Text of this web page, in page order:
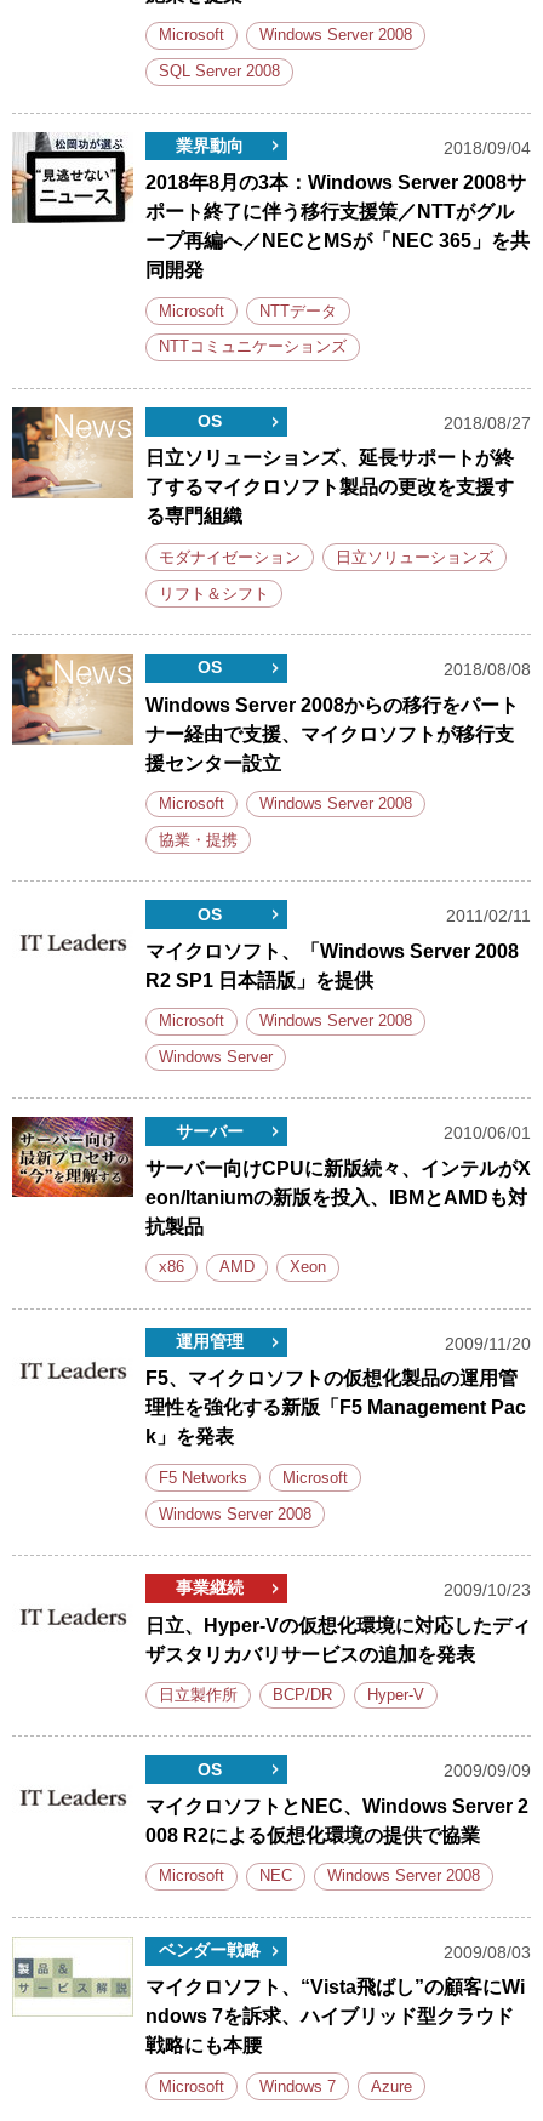
Microsoft Windows Server 2008
SQL Server 2008
業界動向 2018/09/04
2018年8月の3本：Windows Server 2008サ
ポート終了に伴う移行支援策／NTTがグル
ープ再編へ／NECとMSが「NEC 365」を共
同開発
Microsoft NTTデータ
NTTコミュニケーションズ
OS 2018/08/27
日立ソリューションズ、延長サポートが終
了するマイクロソフト製品の更改を支援す
る専門組織
モダナイゼーション 日立ソリューションズ
リフト＆シフト
OS 2018/08/08
Windows Server 2008からの移行をパート
ナー経由で支援、マイクロソフトが移行支
援センター設立
Microsoft Windows Server 2008
協業・提携
OS 2011/02/11
マイクロソフト、「Windows Server 2008
R2 SP1 日本語版」を提供
Microsoft Windows Server 2008
Windows Server
サーバー 2010/06/01
サーバー向けCPUに新版続々、インテルがX
eon/Itaniumの新版を投入、IBMとAMDも対
抗製品
x86 AMD Xeon
運用管理 2009/11/20
F5、マイクロソフトの仮想化製品の運用管
理性を強化する新版「F5 Management Pac
k」を発表
F5 Networks Microsoft
Windows Server 2008
事業継続 2009/10/23
日立、Hyper-Vの仮想化環境に対応したディ
ザスタリカバリサービスの追加を発表
日立製作所 BCP/DR Hyper-V
OS 2009/09/09
マイクロソフトとNEC、Windows Server 2
008 R2による仮想化環境の提供で協業
Microsoft NEC Windows Server 2008
ベンダー戦略 2009/08/03
マイクロソフト、“Vista飛ばし”の顧客にWi
ndows 7を訴求、ハイブリッド型クラウド
戦略にも本腰
Microsoft Windows 7 Azure